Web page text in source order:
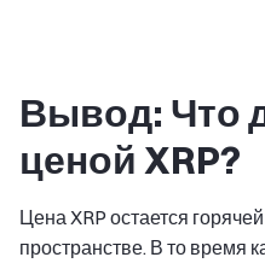
Вывод: Что
ценой XRP?
Цена XRP остается
пространстве. В то время